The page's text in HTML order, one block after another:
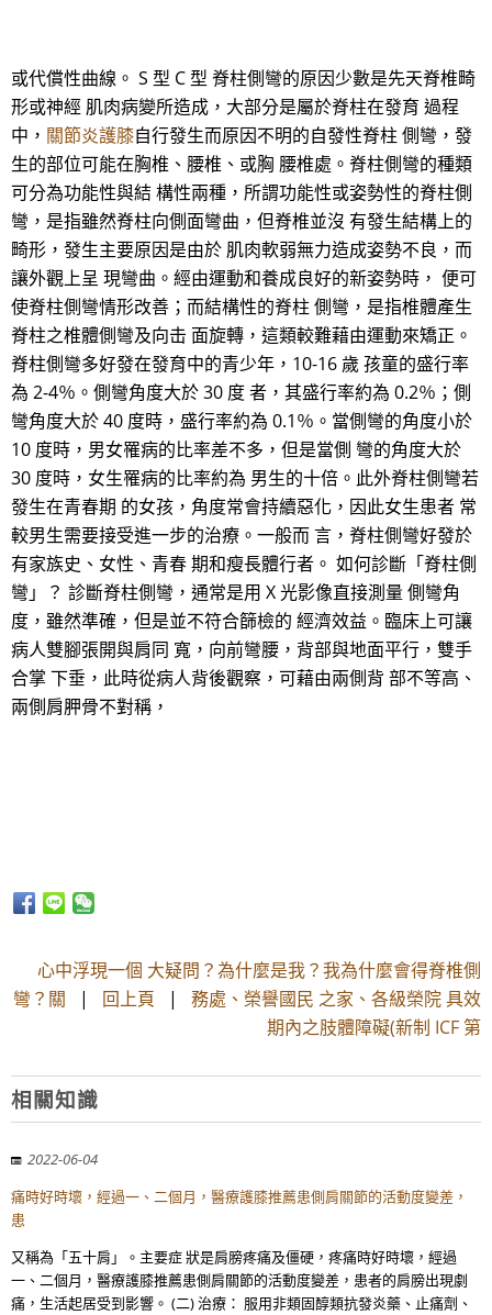
或代償性曲線。 S 型 C 型 脊柱側彎的原因少數是先天脊椎畸
形或神經 肌肉病變所造成，大部分是屬於脊柱在發育 過程
中， 關節炎護膝自行發生而原因不明的自發性脊柱 側彎，發
生的部位可能在胸椎、腰椎、或胸 腰椎處。脊柱側彎的種類
可分為功能性與結 構性兩種，所謂功能性或姿勢性的脊柱側
彎，是指雖然脊柱向側面彎曲，但脊椎並沒 有發生結構上的
畸形，發生主要原因是由於 肌肉軟弱無力造成姿勢不良，而
讓外觀上呈 現彎曲。經由運動和養成良好的新姿勢時， 便可
使脊柱側彎情形改善；而結構性的脊柱 側彎，是指椎體產生
脊柱之椎體側彎及向击 面旋轉，這類較難藉由運動來矯正。
脊柱側彎多好發在發育中的青少年，10-16 歲 孩童的盛行率
為 2-4％。側彎角度大於 30 度 者，其盛行率約為 0.2％；側
彎角度大於 40 度時，盛行率約為 0.1％。當側彎的角度小於
10 度時，男女罹病的比率差不多，但是當側 彎的角度大於
30 度時，女生罹病的比率約為 男生的十倍。此外脊柱側彎若
發生在青春期 的女孩，角度常會持續惡化，因此女生患者 常
較男生需要接受進一步的治療。一般而 言，脊柱側彎好發於
有家族史、女性、青春 期和瘦長體行者。 如何診斷「脊柱側
彎」？ 診斷脊柱側彎，通常是用 X 光影像直接測量 側彎角
度，雖然準確，但是並不符合篩檢的 經濟效益。臨床上可讓
病人雙腳張開與肩同 寬，向前彎腰，背部與地面平行，雙手
合掌 下垂，此時從病人背後觀察，可藉由兩側背 部不等高、
兩側肩胛骨不對稱，
心中浮現一個 大疑問？為什麼是我？我為什麼會得脊椎側
彎？關 | 回上頁 | 務處、榮譽國民 之家、各級榮院 具效
期內之肢體障礙(新制 ICF 第
相關知識
2022-06-04
痛時好時壞，經過一、二個月，醫療護膝推薦患側肩關節的活動度變差，
患
又稱為「五十肩」。主要症 狀是肩膀疼痛及僵硬，疼痛時好時壞，經過
一、二個月，醫療護膝推薦患側肩關節的活動度變差，患者的肩膀出現劇
痛，生活起居受到影響。 (二) 治療： 服用非類固醇類抗發炎藥、止痛劑、